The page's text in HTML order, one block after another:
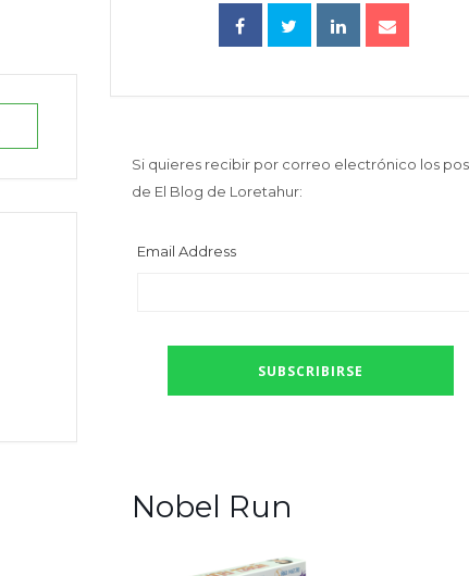
Si quieres recibir por correo electrónico los
de El Blog de Loretahur:
Email Address
Nobel Run